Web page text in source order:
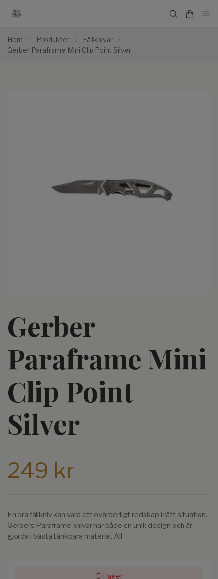
Hem / Produkter / Fällknivar
/
Gerber Paraframe Mini Clip Point Silver
Gerber
Paraframe Mini
Clip Point
Silver
249 kr
En bra fällkniv kan vara ett ovärderligt redskap i rätt situation.
Gerbers Paraframe knivar har både en unik design och är
gjorda i bästa tänkbara material. All
Ej i lager